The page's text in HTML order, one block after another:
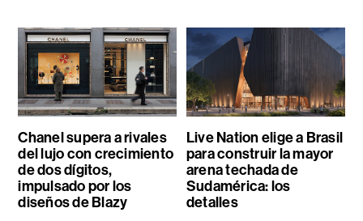
Chanel supera a rivales
del lujo con crecimiento
de dos dígitos,
impulsado por los
diseños de Blazy
Live Nation elige a Brasil
para construir la mayor
arena techada de
Sudamérica: los
detalles